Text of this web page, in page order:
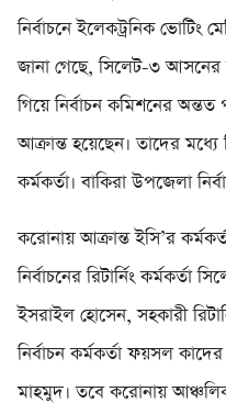
নির্বাচনে ইলেকট্রনিক ভোটিং
জানা গেছে, সিলেট-৩ আসনের
গিয়ে নির্বাচন কমিশনের
আক্রান্ত হয়েছেন। তাদের মধ্যে
কর্মকর্তা। বাকিরা উপজেলা
করোনায় আক্রান্ত ইসি’র
নির্বাচনের রিটার্নিং কর্মকর্তা
ইসরাইল হোসেন, সহকারী
নির্বাচন কর্মকর্তা ফয়সল
মাহমুদ। তবে করোনায়